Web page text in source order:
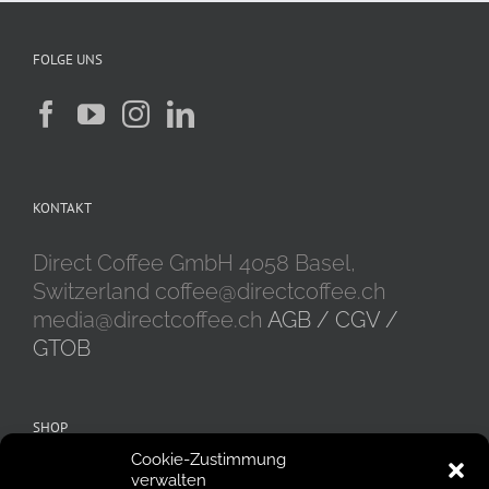
Cookie-Zustimmung
verwalten
FOLGE UNS
KONTAKT
Direct Coffee GmbH 4058 Basel,
Switzerland coffee@directcoffee.ch
media@directcoffee.ch AGB / CGV /
GTOB
SHOP
Alle Produkte Kaffeebohnen